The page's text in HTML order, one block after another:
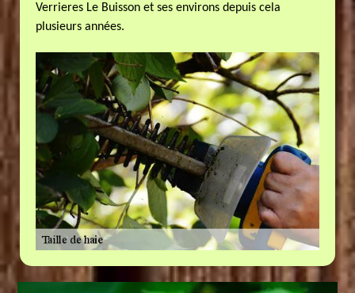
Verrieres Le Buisson et ses environs depuis cela
plusieurs années.